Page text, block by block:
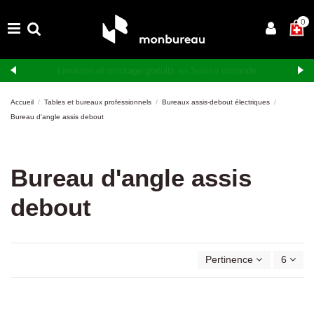
0
Accueil Tables et bureaux professionnels
Bureaux assis-debout électriques
Bureau d'angle assis debout
Bureau d'angle assis
debout
Pertinence 6